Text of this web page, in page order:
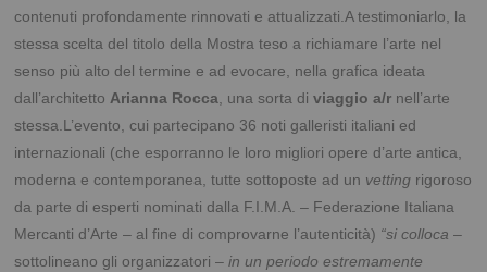
contenuti profondamente rinnovati e attualizzati.A testimoniarlo, la
stessa scelta del titolo della Mostra teso a richiamare l’arte nel
senso più alto del termine e ad evocare, nella grafica ideata
dall’architetto Arianna Rocca , una sorta diviaggio a/r nell’arte
stessa.L’evento, cui partecipano 36 noti galleristi italiani ed
internazionali (che esporranno le loro migliori opere d’arte antica,
moderna e contemporanea, tutte sottoposte ad un vetting rigoroso
da parte di esperti nominati dalla F.I.M.A. – Federazione Italiana
Mercanti d’Arte – al fine di comprovarne l’autenticità) “si colloca–
sottolineano gli organizzatori –in un periodo estremamente